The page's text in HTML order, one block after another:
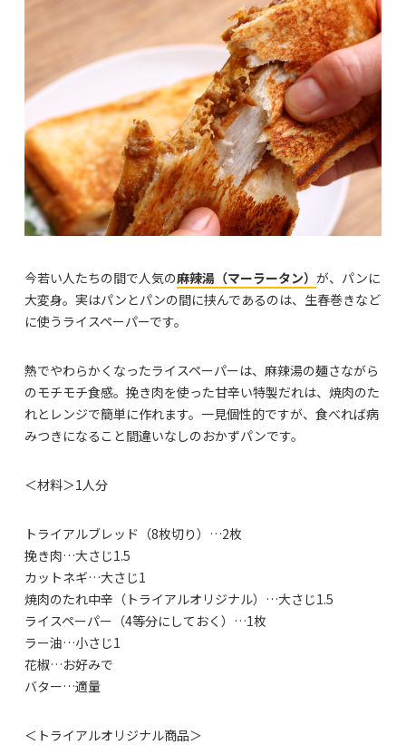
今若い人たちの間で人気の麻辣湯（マーラータン） が、パンに
大変身。実はパンとパンの間に挟んであるのは、生春巻きなど
に使うライスペーパーです。
熱でやわらかくなったライスペーパーは、麻辣湯の麺さながら
のモチモチ食感。挽き肉を使った甘辛い特製だれは、焼肉のた
れとレンジで簡単に作れます。一見個性的ですが、食べれば病
みつきになること間違いなしのおかずパンです。
＜材料＞1人分
トライアルブレッド（8枚切り）…2枚
挽き肉…大さじ1.5
カットネギ…大さじ1
焼肉のたれ中辛（トライアルオリジナル）…大さじ1.5
ライスペーパー（4等分にしておく）…1枚
ラー油…小さじ1
花椒…お好みで
バター…適量
＜トライアルオリジナル商品＞